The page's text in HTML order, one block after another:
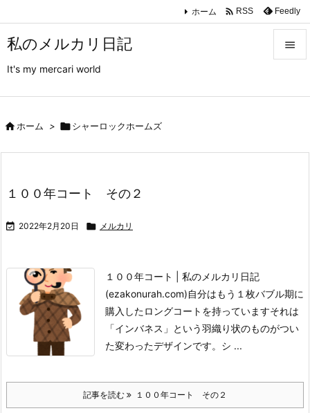
私のメルカリ日記
It's my mercari world

ホーム  RSS Feedly
ホーム > シャーロックホームズ
１００年コート その２
 2022年2月20日  メルカリ
１００年コート | 私のメルカリ日記
(ezakonurah.com)自分はもう１枚バブル期に
購入したロングコートを持っていますそれは
「インバネス」という羽織り状のものがつい
た変わったデザインです。 シ ...
記事を読む １００年コート その２